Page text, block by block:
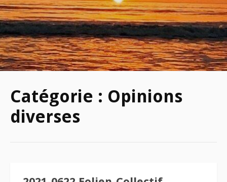
Catégorie : Opinions
diverses